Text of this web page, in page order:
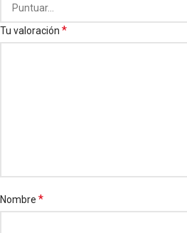
Tu valoración *
Nombre *